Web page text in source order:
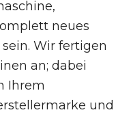
neues
Wir fertigen
an; dabei
Ihrem
und